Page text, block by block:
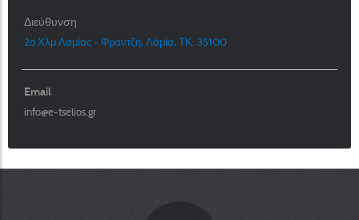
Διεύθυνση
2ο Χλμ Λαμίας - Φραντζή, Λάμία, ΤΚ: 35100
Email
info@e-tselios.gr